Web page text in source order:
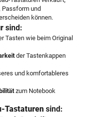
Passform und
können.
sind:
Tasten wie beim Original
der Tastenkappen
und komfortableres
zum Notebook
Tastaturen sind: